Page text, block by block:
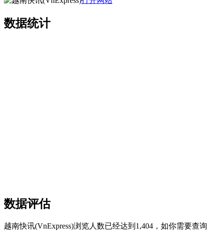
数据统计
数据评估
越南快讯(VnExpress)浏览人数已经达到1,404，如你需要查询